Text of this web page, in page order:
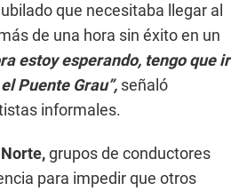
que necesitaba llegar al
de una hora sin éxito en un
estoy esperando, tengo que ir
Puente Grau”, señaló
informales.
grupos de conductores
para impedir que otros